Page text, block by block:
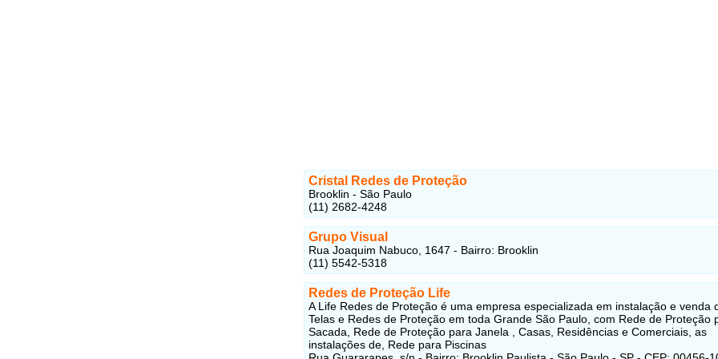
Cristal Redes de Proteção
Brooklin - São Paulo
(11) 2682-4248
Grupo Visual
Rua Joaquim Nabuco, 1647 - Bairro: Brooklin
(11) 5542-5318
Redes de Proteção Life
A Life Redes de Proteção é uma empresa especializada em instalação e venda
Telas e Redes de Proteção em toda Grande São Paulo, com Rede de Proteção
Sacada, Rede de Proteção para Janela , Casas, Residências e Comerciais, as
instalações de, Rede para Piscinas